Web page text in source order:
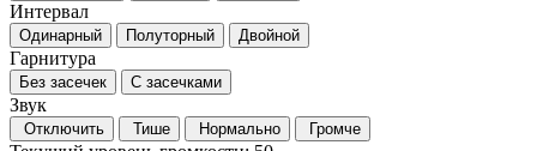
Интервал
Одинарный Полуторный Двойной
Гарнитура
Без засечек С засечками
Звук
Отключить Тише Нормально Громче